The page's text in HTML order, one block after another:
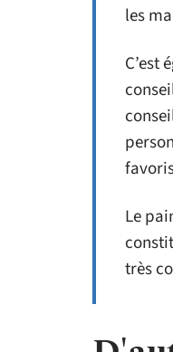
les
C’est
Le
très